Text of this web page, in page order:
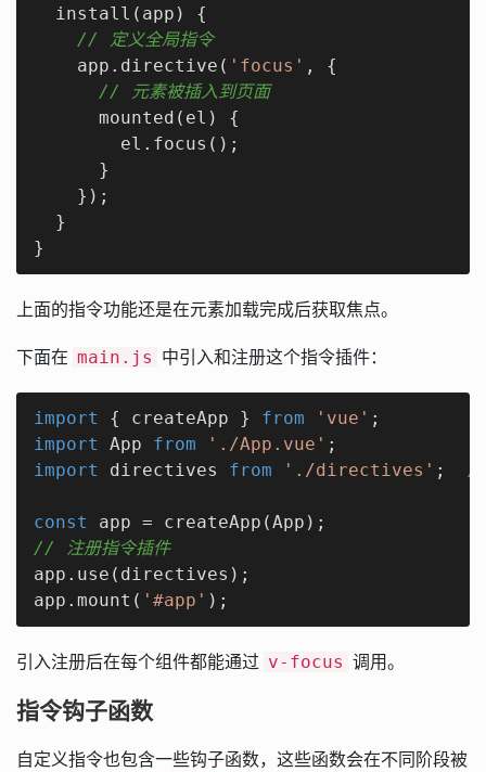
  install(app) {
// 定义全局指令
    app.directive(
'focus' , {
// 元素被插入到页面
      mounted(el) {
        el.focus();
      }
    });
  }
}
上面的指令功能还是在元素加载完成后获取焦点。
下面在 main.js 中引入和注册这个指令插件：
import { createApp } from 'vue'
import
App from './App.vue'
import
directives from './directives' ; //
const
// 注册指令插件
app.use(directives);
app.mount( '#app' );
引入注册后在每个组件都能通过 v-focus 调用。
指令钩子函数
自定义指令也包含一些钩子函数，这些函数会在不同阶段被